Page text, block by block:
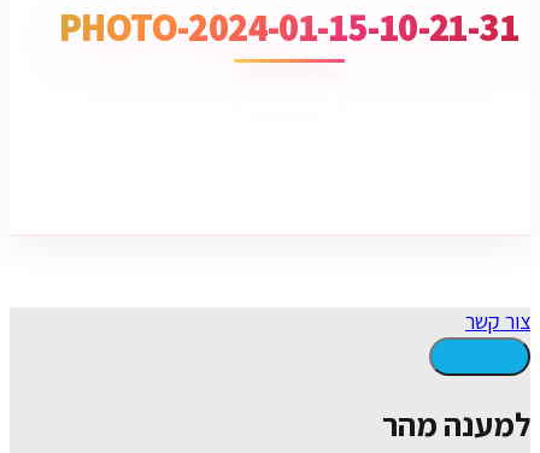
PHOTO-2024-01-15-10-21-31
צור קשר
למענה מהר